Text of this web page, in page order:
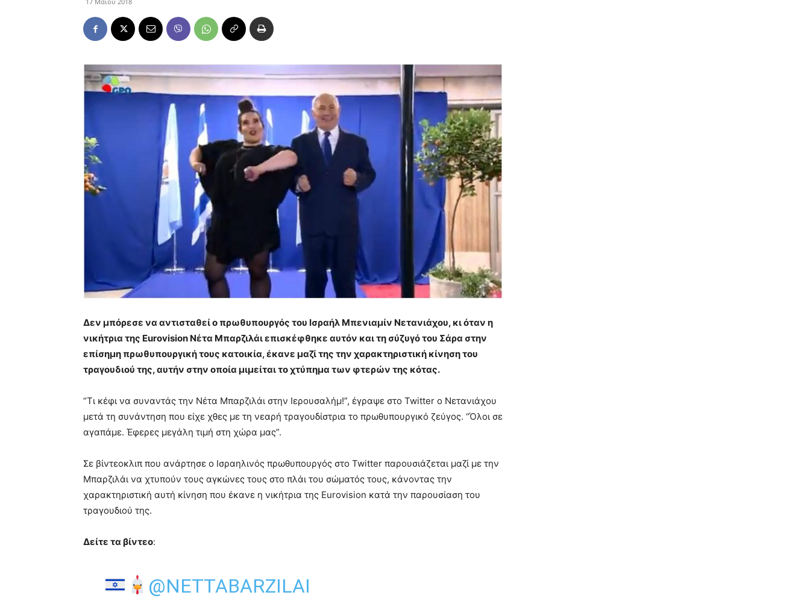
Δεν μπόρεσε να αντισταθεί ο πρωθυπουργός του Ισραήλ Μπενιαμίν Νετανιάχου, κι όταν η
νικήτρια της Eurovision Νέτα Μπαρζιλάι επισκέφθηκε αυτόν και τη σύζυγό του Σάρα στην
επίσημη πρωθυπουργική τους κατοικία, έκανε μαζί της την χαρακτηριστική κίνηση του
τραγουδιού της, αυτήν στην οποία μιμείται το χτύπημα των φτερών της κότας.
“Τι κέφι να συναντάς την Νέτα Μπαρζιλάι στην Ιερουσαλήμ!”, έγραψε στο Twitter ο Νετανιάχου
μετά τη συνάντηση που είχε χθες με τη νεαρή τραγουδίστρια το πρωθυπουργικό ζεύγος. “Όλοι σε
αγαπάμε. Έφερες μεγάλη τιμή στη χώρα μας”.
Σε βίντεοκλιπ που ανάρτησε ο Ισραηλινός πρωθυπουργός στο Twitter παρουσιάζεται μαζί με την
Μπαρζιλάι να χτυπούν τους αγκώνες τους στο πλάι του σώματός τους, κάνοντας την
χαρακτηριστική αυτή κίνηση που έκανε η νικήτρια της Eurovision κατά την παρουσίαση του
τραγουδιού της.
Δείτε τα βίντεο:
@NETTABARZILAI